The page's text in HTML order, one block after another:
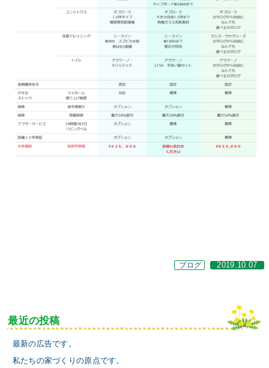
ブログ 2019.10.07
最近の投稿
最新の広告です。
私たちの家づくりの原点です。